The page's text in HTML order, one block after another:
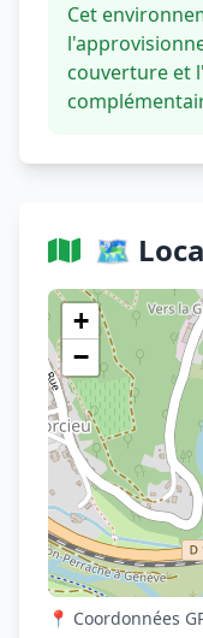
Cet
couverture et
🗺️
+
−
📍 Coordonnées